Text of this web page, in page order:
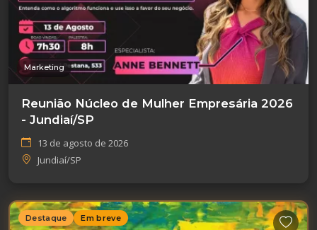
Marketing
Reunião Núcleo de Mulher Empresária 2026
- Jundiaí/SP
13 de agosto de 2026
Jundiaí/SP
Destaque Em breve